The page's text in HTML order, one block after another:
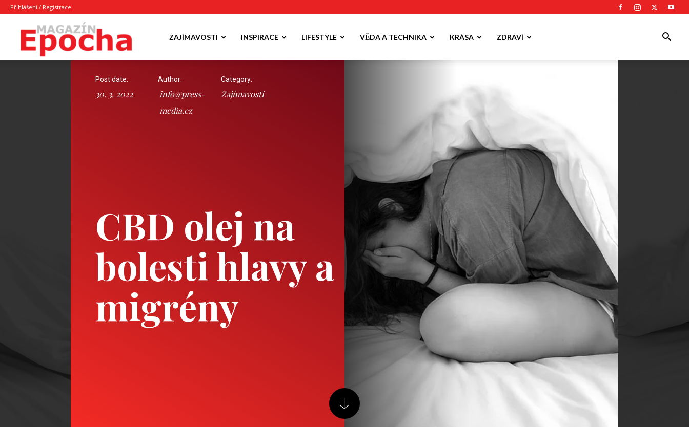
Přihlášení / Registrace
Magazín
ZAJÍMAVOSTI INSPIRACE LIFESTYLE VĚDA A TECHNIKA KRÁSA ZDRAVÍ
CBD olej na
bolesti hlavy a
migrény
Post date:
30. 3. 2022
Author:
info@press-
media.cz
Category:
Zajímavosti